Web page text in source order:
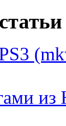
из